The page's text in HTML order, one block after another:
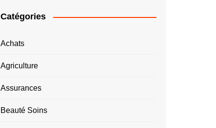
Catégories
Achats
Agriculture
Assurances
Beauté Soins